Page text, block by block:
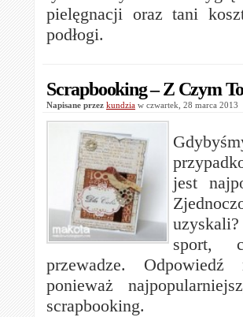
pielęgnacji oraz tani
podłogi.
Scrapbooking – Z Czym
Napisane przez kundzia w czwartek, 28 marca 2013
jest
sport,
przewadze.
ponieważ
scrapbooking.